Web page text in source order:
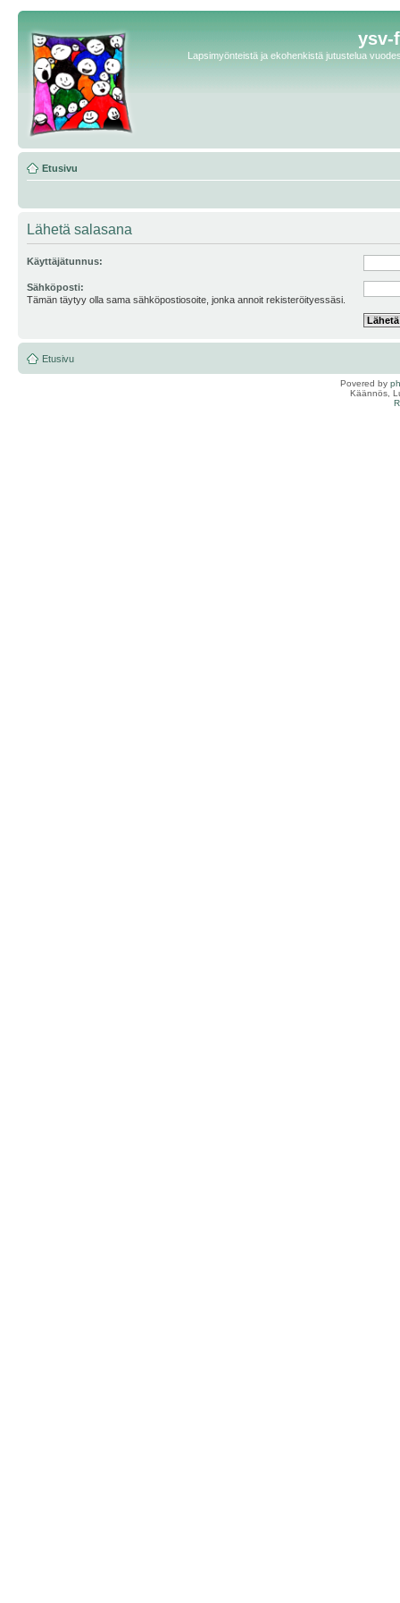
ysv-
Lapsimyönteistä ja ekohenkistä jutustelua
Etusivu
Lähetä salasana
Käyttäjätunnus:
Sähköposti:
Tämän täytyy olla sama sähköpostiosoite, jonka annoit rekisteröityessäsi.
Etusivu
Povered by
Käännös,